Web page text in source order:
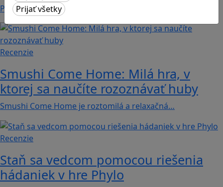
Pod názvom Bunky v akcii sa skrýva mobilná akčná…
Recenzie
Smushi Come Home: Milá hra, v
ktorej sa naučíte rozoznávať huby
Smushi Come Home je roztomilá a relaxačná…
Recenzie
Staň sa vedcom pomocou riešenia
hádaniek v hre Phylo